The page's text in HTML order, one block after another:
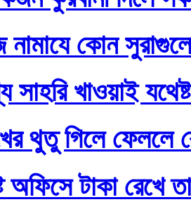
কোন
সাহরি খাওয়াই
থুতু গিলে ফেললে
অফিসে টাকা রেখে